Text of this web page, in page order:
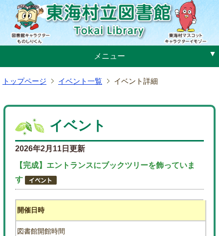
メ
ニ
ン
本
メニュー
トップページ イベント一覧 イベント詳細
イベント
2026年2月11日更新
【完成】エントランスにブックツリーを飾っていま
す
開催日時
図書館開館時間